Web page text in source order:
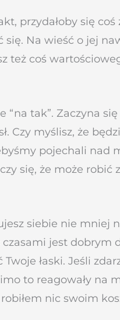
przydałoby się
Na wieść o jej
też coś
tak”. Zaczyna
Czy myślisz, że
pojechali
się, że może
siebie nie
jest
łaski. Jeśli
to reagowały na
nic swoim